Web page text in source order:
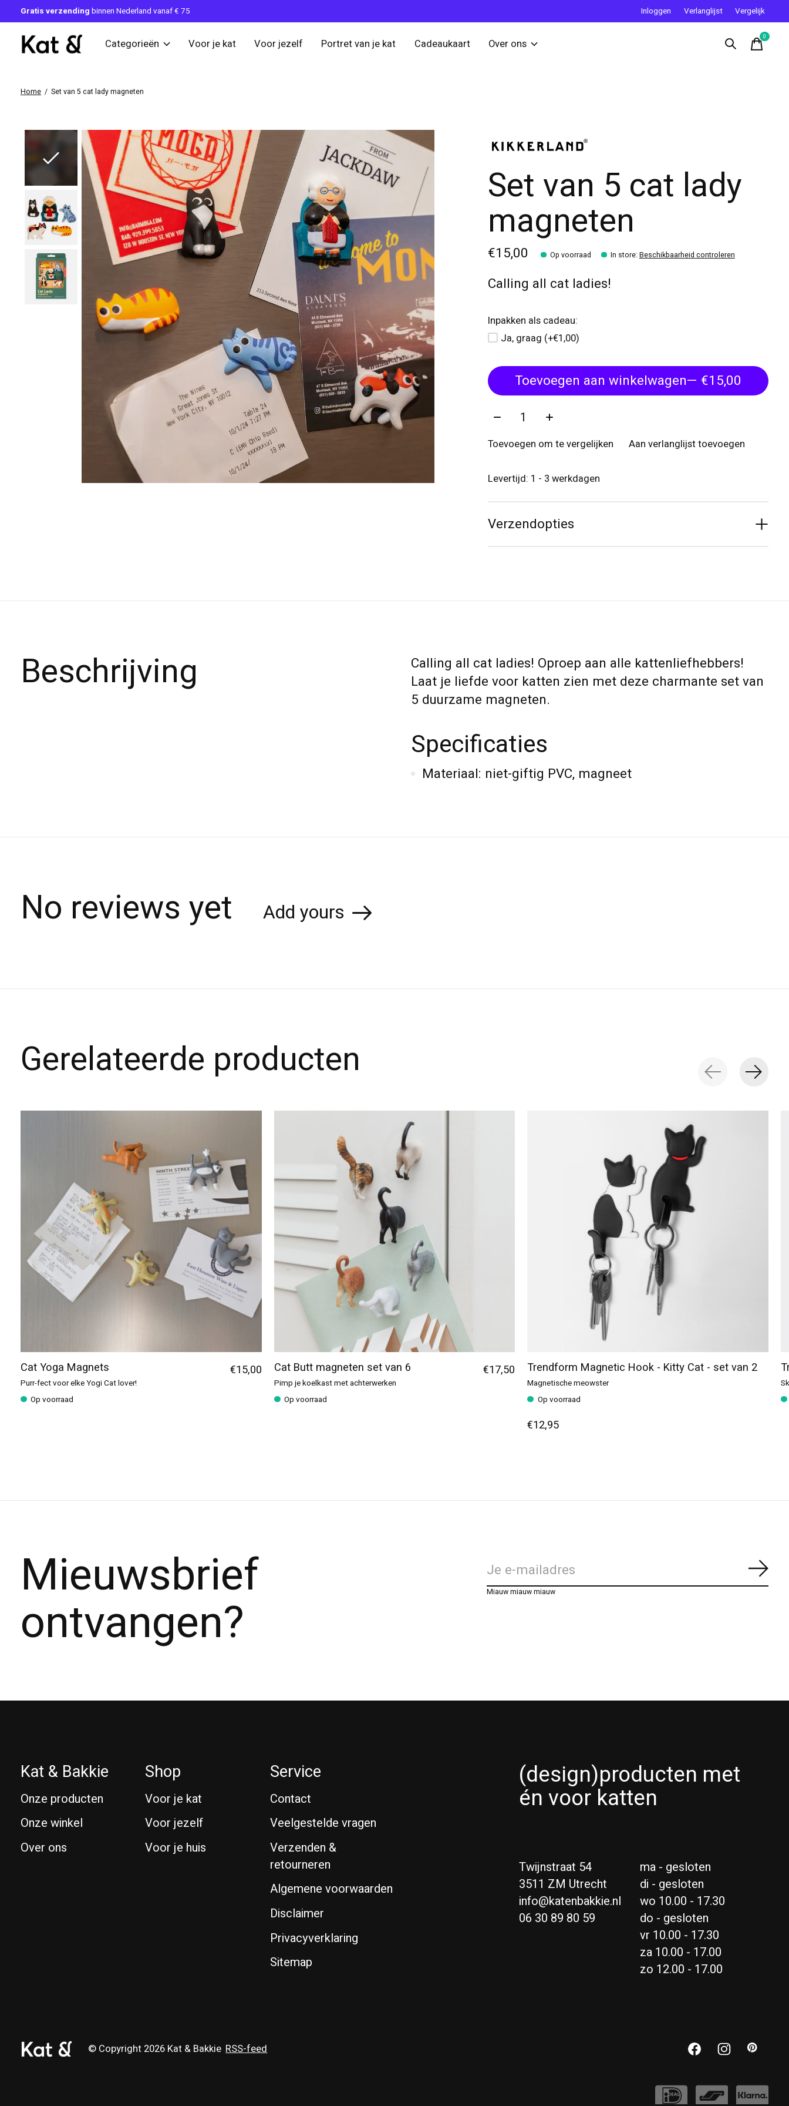
Gratis verzending binnen Nederland vanaf € 75 Inloggen Verlanglijst Vergelijk
Categorieën Voor je kat Voor jezelf Portret van je kat Cadeaukaart Over ons
0items
Home / Set van 5 cat lady magneten
Slideshow Items
Set van 5 cat lady
magneten
€15,00 Op voorraad In store: Beschikbaarheid controleren
Calling all cat ladies!
Inpakken als cadeau:
Ja, graag (+€1,00)
Toevoegen aan winkelwagen
— €15,00
Aantal:
Toevoegen om te vergelijken Aan verlanglijst toevoegen
Levertijd: 1 - 3 werkdagen
Verzendopties
Beschrijving
Calling all cat ladies! Oproep aan alle kattenliefhebbers!
Laat je liefde voor katten zien met deze charmante set van
5 duurzame magneten.
Specificaties
Materiaal: niet-giftig PVC, magneet
No reviews yet Add yours
Gerelateerde producten
Cat Yoga Magnets
Purr-fect voor elke Yogi Cat lover!
Op voorraad
€15,00 Cat Butt magneten set van 6
Pimp je koelkast met achterwerken
Op voorraad
€17,50 Trendform Magnetic Hook - Kitty Cat - set van 2
Magnetische meowster
Op voorraad
€12,95
Mieuwsbrief
ontvangen? Miauw miauw miauw
Kat & Bakkie
Onze producten
Onze winkel
Over ons
Shop
Voor je kat
Voor jezelf
Voor je huis
Service
Contact
Veelgestelde vragen
Verzenden &
retourneren
Algemene voorwaarden
Disclaimer
Privacyverklaring
Sitemap
(design)producten met
én voor katten
Twijnstraat 54
3511 ZM Utrecht
info@katenbakkie.nl
06 30 89 80 59
ma - gesloten
di - gesloten
wo 10.00 - 17.30
do - gesloten
vr 10.00 - 17.30
za 10.00 - 17.00
zo 12.00 - 17.00
© Copyright 2026 Kat & Bakkie RSS-feed